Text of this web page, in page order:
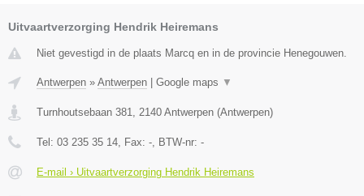
Uitvaartverzorging Hendrik Heiremans
Niet gevestigd in de plaats Marcq en in de provincie Henegouwen.
Antwerpen » Antwerpen Google maps ▼
Turnhoutsebaan 381 2140 Antwerpen (Antwerpen)
Tel: 03 235 35 14 , Fax: - , BTW-nr: -
E-mail › Uitvaartverzorging Hendrik Heiremans